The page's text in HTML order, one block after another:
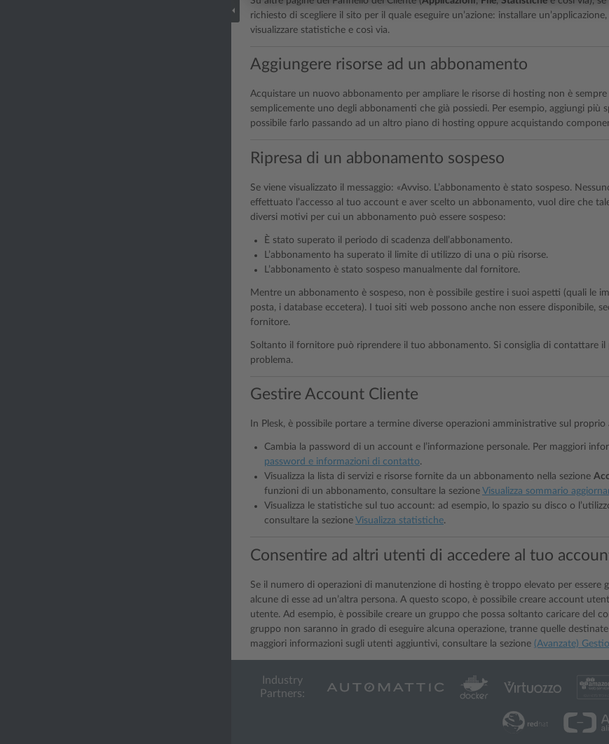
richiesto di scegliere il sito per il quale eseguire un’azione: installare
visualizzare statistiche e così via.
Aggiungere risorse ad un abbonamento
Acquistare un nuovo abbonamento per ampliare le risorse di hosting non è sempre
semplicemente uno degli abbonamenti che già possiedi. Per esempio, aggiungi più
possibile farlo passando ad un altro piano di hosting oppure acquistando
Ripresa di un abbonamento sospeso
Se viene visualizzato il messaggio: «Avviso. L’abbonamento è stato sospeso.
effettuato l’accesso al tuo account e aver scelto un abbonamento, vuol dire che
diversi motivi per cui un abbonamento può essere sospeso:
È stato superato il periodo di scadenza dell’abbonamento.
L’abbonamento ha superato il limite di utilizzo di una o più risorse.
L’abbonamento è stato sospeso manualmente dal fornitore.
Mentre un abbonamento è sospeso, non è possibile gestire i suoi aspetti (quali le
posta, i database eccetera). I tuoi siti web possono anche non essere disponibile,
fornitore.
Soltanto il fornitore può riprendere il tuo abbonamento. Si consiglia di contattare
problema.
Gestire Account Cliente
In Plesk, è possibile portare a termine diverse operazioni amministrative sul
Cambia la password di un account e l’informazione personale. Per maggiori
password e informazioni di contatto.
Visualizza la lista di servizi e risorse fornite da un abbonamento nella sezione
funzioni di un abbonamento, consultare la sezione Visualizza sommario
Visualizza le statistiche sul tuo account: ad esempio, lo spazio su disco o
consultare la sezione Visualizza statistiche.
Consentire ad altri utenti di accedere al tuo
Se il numero di operazioni di manutenzione di hosting è troppo elevato per essere
alcune di esse ad un’altra persona. A questo scopo, è possibile creare account
utente. Ad esempio, è possibile creare un gruppo che possa soltanto caricare del
gruppo non saranno in grado di eseguire alcuna operazione, tranne quelle
maggiori informazioni sugli utenti aggiuntivi, consultare la sezione (Avanzate)
Industry
Partners: